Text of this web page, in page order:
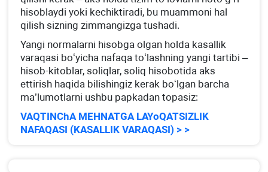
hisoblaydi yoki kechiktiradi, bu muammoni hal
qilish sizning zimmangizga tushadi.
Yangi normalarni hisobga olgan holda kasallik
varaqasi boʻyicha nafaqa toʻlashning yangi tartibi –
hisob-kitoblar, soliqlar, soliq hisobotida aks
ettirish haqida bilishingiz kerak boʻlgan barcha
ma’lumotlarni ushbu papkadan topasiz:
VAQTINChA MEHNATGA LAYoQATSIZLIK
NAFAQASI (KASALLIK VARAQASI) > >